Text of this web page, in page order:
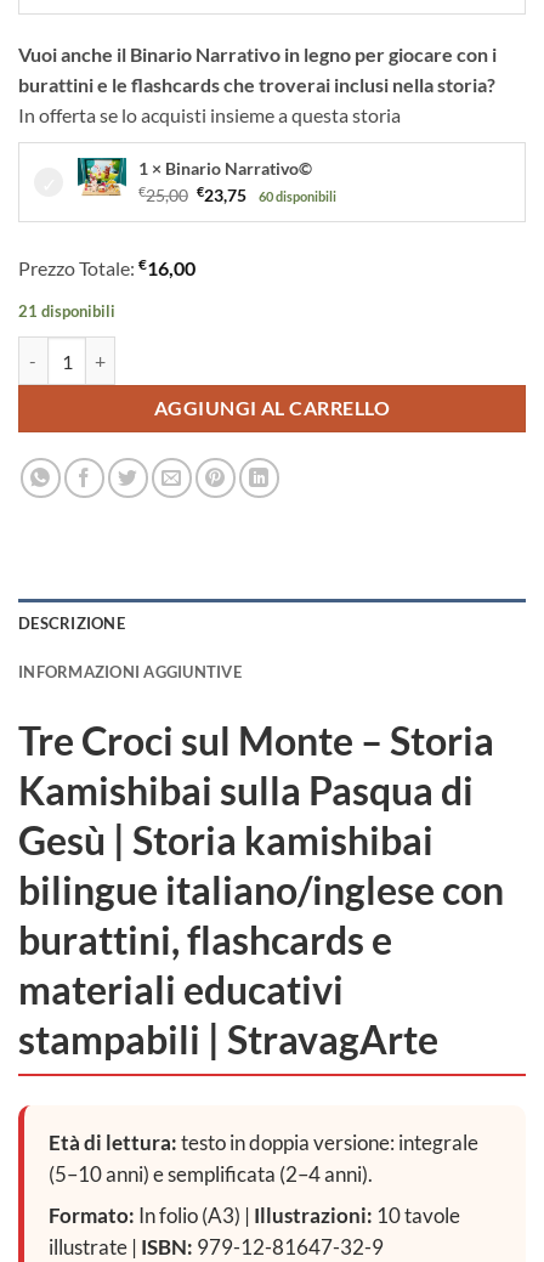
Vuoi anche il Binario Narrativo in legno per giocare con i
burattini e le flashcards che troverai inclusi nella storia?
In offerta se lo acquisti insieme a questa storia
1 × Binario Narrativo©
€25,00 Il
prezzo
€23,75Il
prezzo
60 disponibili
Prezzo Totale: €16,00
21 disponibili
AGGIUNGI AL CARRELLO
DESCRIZIONE
INFORMAZIONI AGGIUNTIVE
Tre Croci sul Monte – Storia
Kamishibai sulla Pasqua di
Gesù | Storia kamishibai
bilingue italiano/inglese con
burattini, flashcards e
materiali educativi
stampabili | StravagArte
Età di lettura:testo in doppia versione: integrale
(5–10 anni) e semplificata (2–4 anni).
Formato: In folio (A3) | Illustrazioni: 10 tavole
illustrate | ISBN: 979-12-81647-32-9